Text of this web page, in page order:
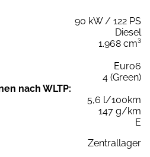
90 kW / 122 PS
Diesel
1.968 cm³
Euro6
4 (Green)
nach WLTP:
5,6 l/100km
147 g/km
E
Zentrallager